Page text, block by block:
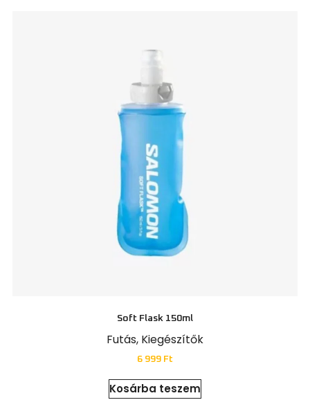
Soft Flask 150ml
Futás, Kiegészítők
6 999 Ft
Kosárba teszem